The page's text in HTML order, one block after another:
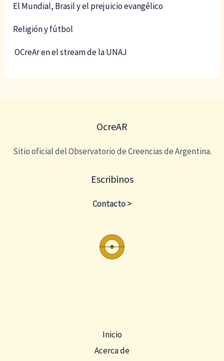
El Mundial, Brasil y el prejuicio evangélico
Religión y fútbol
OCreAr en el stream de la UNAJ
OcreAR
Sitio oficial del Observatorio de Creencias de Argentina.
Escribinos
Contacto >
Inicio
Acerca de